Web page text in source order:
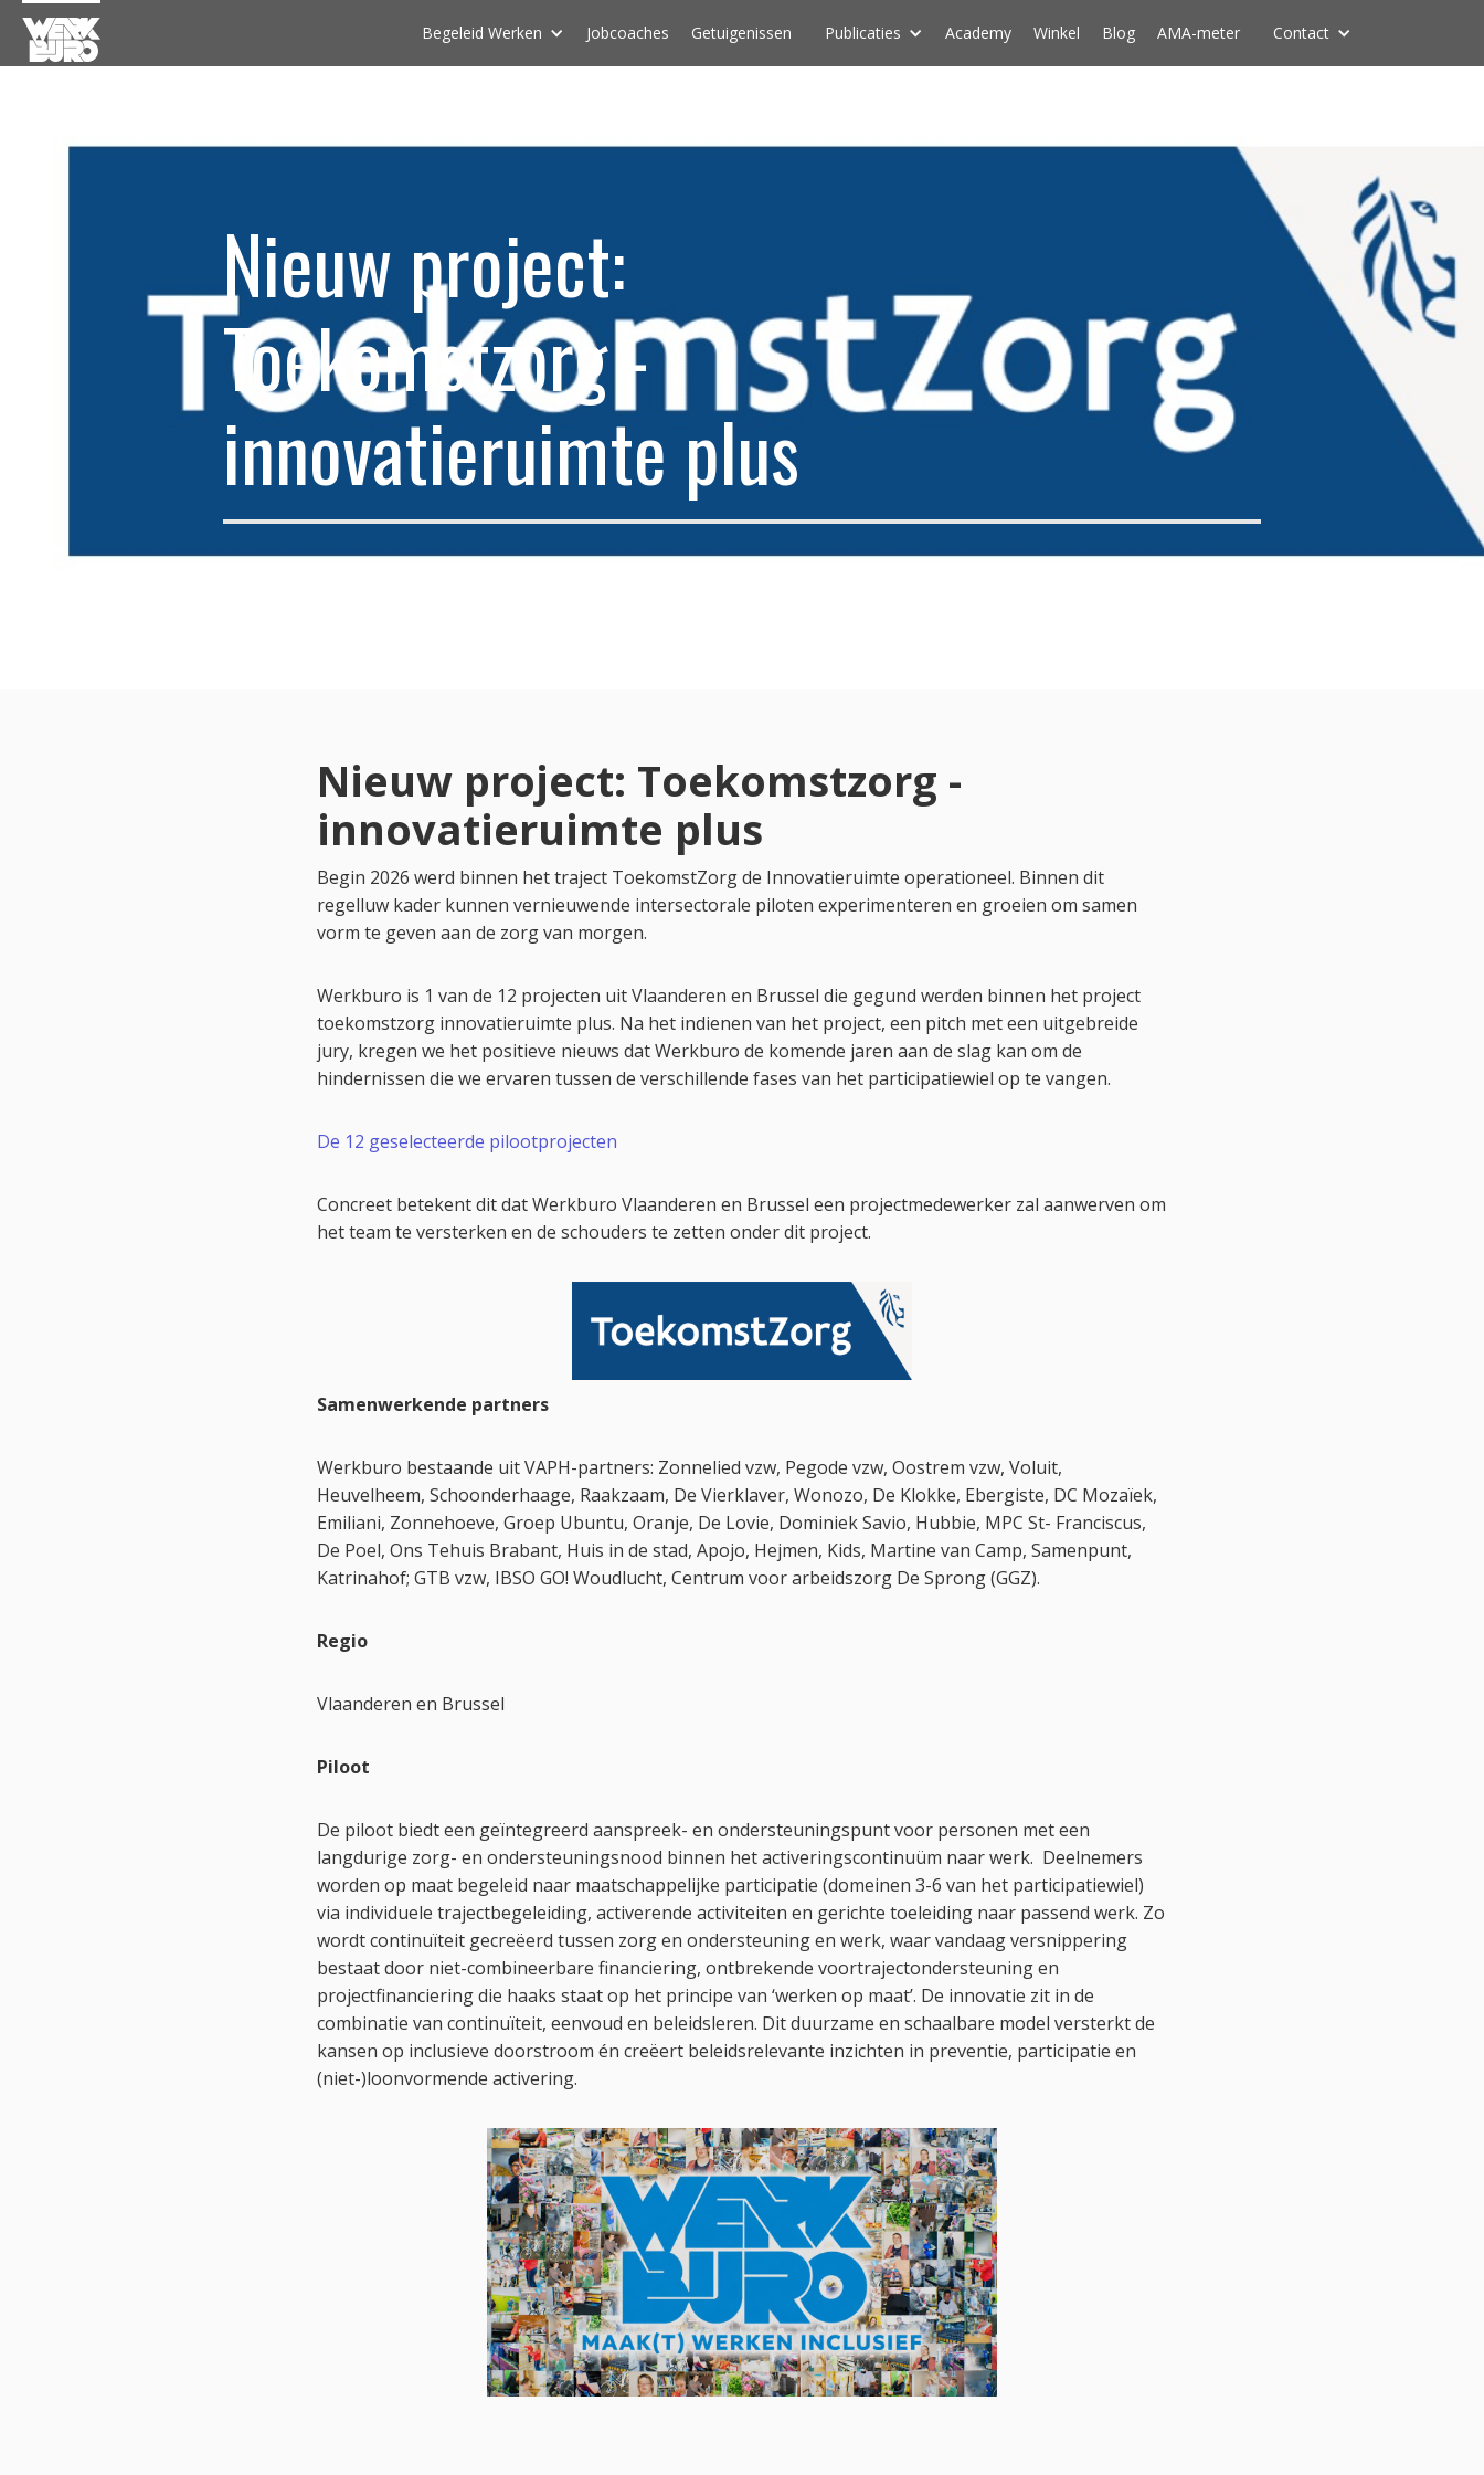
Begeleid Werken Jobcoaches Getuigenissen Publicaties Academy Winkel Blog AMA-meter Contact
Nieuw project:
Toekomstzorg -
innovatieruimte plus
Nieuw project: Toekomstzorg -
innovatieruimte plus
Begin 2026 werd binnen het traject ToekomstZorg de Innovatieruimte operationeel. Binnen dit
regelluw kader kunnen vernieuwende intersectorale piloten experimenteren en groeien om samen
vorm te geven aan de zorg van morgen.
Werkburo is 1 van de 12 projecten uit Vlaanderen en Brussel die gegund werden binnen het project
toekomstzorg innovatieruimte plus. Na het indienen van het project, een pitch met een uitgebreide
jury, kregen we het positieve nieuws dat Werkburo de komende jaren aan de slag kan om de
hindernissen die we ervaren tussen de verschillende fases van het participatiewiel op te vangen.
De 12 geselecteerde pilootprojecten
Concreet betekent dit dat Werkburo Vlaanderen en Brussel een projectmedewerker zal aanwerven om
het team te versterken en de schouders te zetten onder dit project.
Samenwerkende partners
Werkburo bestaande uit VAPH-partners: Zonnelied vzw, Pegode vzw, Oostrem vzw, Voluit,
Heuvelheem, Schoonderhaage, Raakzaam, De Vierklaver, Wonozo, De Klokke, Ebergiste, DC Mozaïek,
Emiliani, Zonnehoeve, Groep Ubuntu, Oranje, De Lovie, Dominiek Savio, Hubbie, MPC St- Franciscus,
De Poel, Ons Tehuis Brabant, Huis in de stad, Apojo, Hejmen, Kids, Martine van Camp, Samenpunt,
Katrinahof; GTB vzw, IBSO GO! Woudlucht, Centrum voor arbeidszorg De Sprong (GGZ).
Regio
Vlaanderen en Brussel
Piloot
De piloot biedt een geïntegreerd aanspreek- en ondersteuningspunt voor personen met een
langdurige zorg- en ondersteuningsnood binnen het activeringscontinuüm naar werk. Deelnemers
worden op maat begeleid naar maatschappelijke participatie (domeinen 3-6 van het participatiewiel)
via individuele trajectbegeleiding, activerende activiteiten en gerichte toeleiding naar passend werk. Zo
wordt continuïteit gecreëerd tussen zorg en ondersteuning en werk, waar vandaag versnippering
bestaat door niet-combineerbare financiering, ontbrekende voortrajectondersteuning en
projectfinanciering die haaks staat op het principe van ‘werken op maat’. De innovatie zit in de
combinatie van continuïteit, eenvoud en beleidsleren. Dit duurzame en schaalbare model versterkt de
kansen op inclusieve doorstroom én creëert beleidsrelevante inzichten in preventie, participatie en
(niet-)loonvormende activering.